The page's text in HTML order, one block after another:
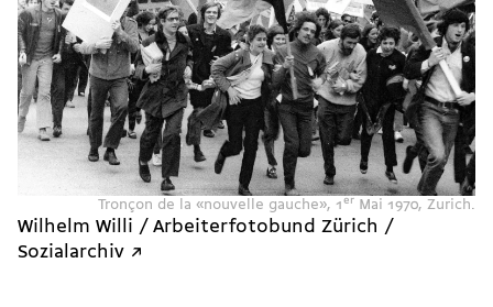
Tronçon de la «nouvelle gauche», 1er Mai 1970, Zurich.
Wilhelm Willi / Arbeiterfotobund Zürich /
Sozialarchiv ↗